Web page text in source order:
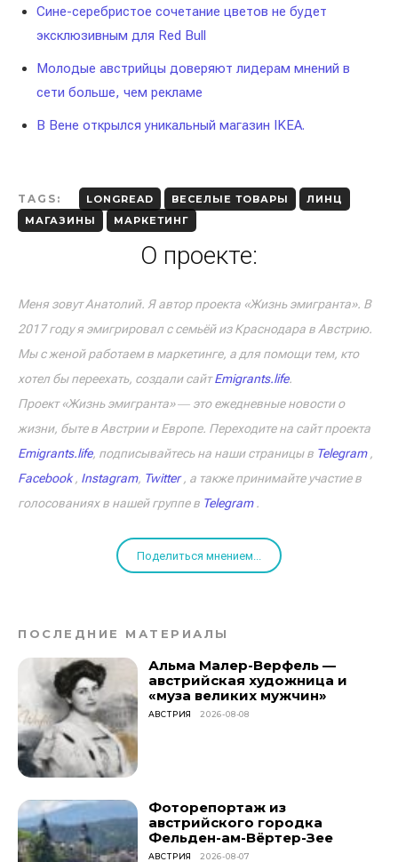
Сине-серебристое сочетание цветов не будет
эксклюзивным для Red Bull
Молодые австрийцы доверяют лидерам мнений в
сети больше, чем рекламе
В Вене открылся уникальный магазин IKEA.
TAGS: LONGREAD ВЕСЕЛЫЕ ТОВАРЫ
ЛИНЦ
МАГАЗИНЫ
МАРКЕТИНГ
О проекте:
Меня зовут Анатолий. Я автор проекта «Жизнь эмигранта». В
2017 году я эмигрировал с семьёй из Краснодара в Австрию.
Мы с женой работаем в маркетинге, а для помощи тем, кто
хотел бы переехать, создали сайтEmigrants.life.
Проект «Жизнь эмигранта» ― это ежедневные новости о
жизни, быте в Австрии и Европе. Переходите на сайт проекта
Emigrants.life, подписывайтесь на наши страницы в Telegram,
Facebook, Instagram, Twitter, а также принимайте участие в
голосованиях в нашей группе в Telegram.
Поделиться мнением...
ПОСЛЕДНИЕ МАТЕРИАЛЫ
Альма Малер-Верфель —
австрийская художница и
«муза великих мужчин»
АВСТРИЯ 2026-08-08
Фоторепортаж из
австрийского городка
Фельден-ам-Вёртер-Зее
АВСТРИЯ 2026-08-07